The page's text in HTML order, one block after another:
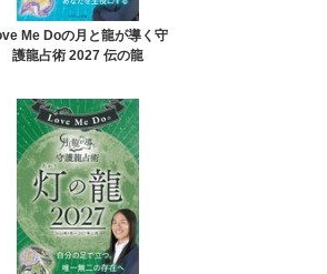
Me Doの月と龍が導く守
護龍占術 2027 伝の龍